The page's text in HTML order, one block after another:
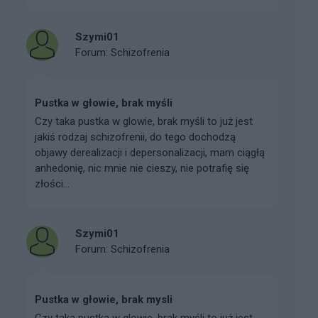
Szymi01
Forum: Schizofrenia
Pustka w głowie, brak myśli
Czy taka pustka w glowie, brak myśli to już jest
jakiś rodzaj schizofrenii, do tego dochodzą
objawy derealizacji i depersonalizacji, mam ciągłą
anhedonię, nic mnie nie cieszy, nie potrafię się
złości...
Szymi01
Forum: Schizofrenia
Pustka w głowie, brak mysli